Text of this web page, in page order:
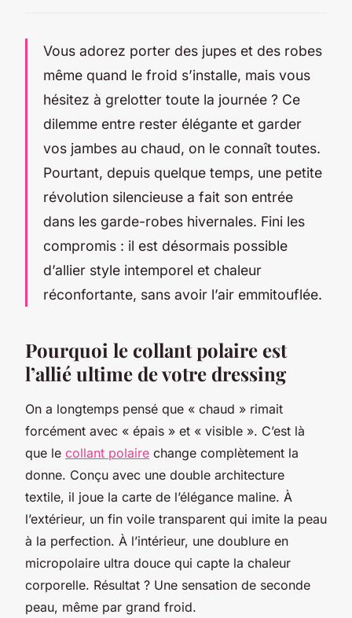
Vous adorez porter des jupes et des robes
même quand le froid s’installe, mais vous
hésitez à grelotter toute la journée ? Ce
dilemme entre rester élégante et garder
vos jambes au chaud, on le connaît toutes.
Pourtant, depuis quelque temps, une petite
révolution silencieuse a fait son entrée
dans les garde-robes hivernales. Fini les
compromis : il est désormais possible
d’allier style intemporel et chaleur
réconfortante, sans avoir l’air emmitouflée.
Pourquoi le collant polaire est
l’allié ultime de votre dressing
On a longtemps pensé que « chaud » rimait
forcément avec « épais » et « visible ». C’est là
que le collant polaire change complètement la
donne. Conçu avec une double architecture
textile, il joue la carte de l’élégance maline. À
l’extérieur, un fin voile transparent qui imite la peau
à la perfection. À l’intérieur, une doublure en
micropolaire ultra douce qui capte la chaleur
corporelle. Résultat ? Une sensation de seconde
peau, même par grand froid.